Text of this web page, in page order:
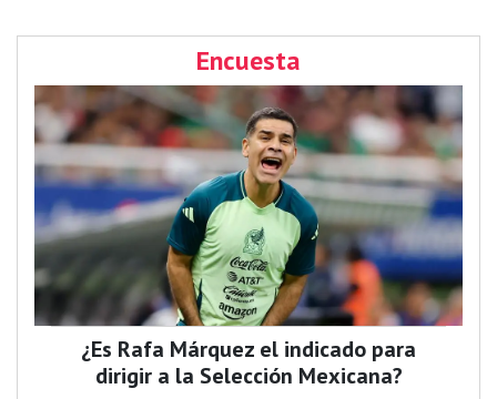
Encuesta
¿Es Rafa Márquez el indicado para
dirigir a la Selección Mexicana?